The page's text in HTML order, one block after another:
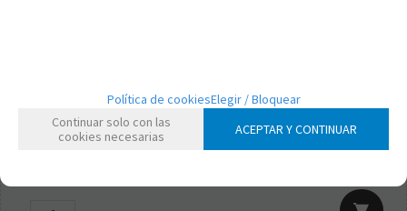
FUNKO POP! DRÁCULA DE BRAM STOKER - CONDE DRÁCULA
(CHASE)
29,95€
Política de cookiesElegir / Bloquear
Continuar solo con las
cookies necesarias
ACEPTAR Y CONTINUAR